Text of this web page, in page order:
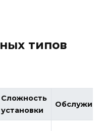
типов
Сложность
установки